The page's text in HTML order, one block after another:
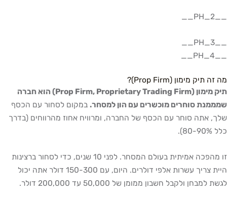
__PH_2__
__PH_3__
__PH_4__
מה זה תיק מימון (Prop Firm)?
תיק מימון (Prop Firm, Proprietary Trading Firm) הוא חברה
שמממנת סוחרים מוכשרים עם הון למסחר. במקום לסחור עם הכסף
שלך, אתה סוחר עם הכסף של החברה, ומרוויח אחוז מהרווחים (בדרך
כלל 80-90%).
זו מהפכה אמיתית בעולם המסחר. לפני 10 שנים, כדי לסחור ברצינות
היית צריך עשרות אלפי דולרים. היום, עם 150-300 דולר אתה יכול
לגשת למבחן ולקבל חשבון ממומן של 50,000 עד 200,000 דולר.